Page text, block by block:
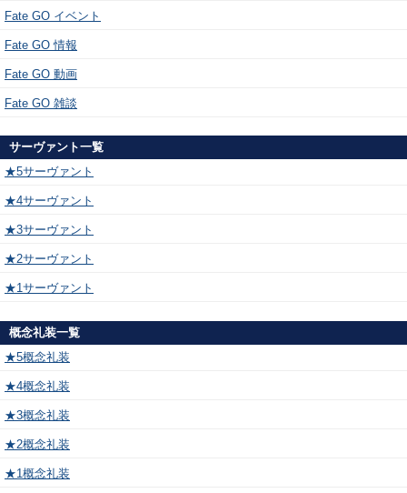
Fate GO イベント
Fate GO 情報
Fate GO 動画
Fate GO 雑談
サーヴァント一覧
★5サーヴァント
★4サーヴァント
★3サーヴァント
★2サーヴァント
★1サーヴァント
概念礼装一覧
★5概念礼装
★4概念礼装
★3概念礼装
★2概念礼装
★1概念礼装